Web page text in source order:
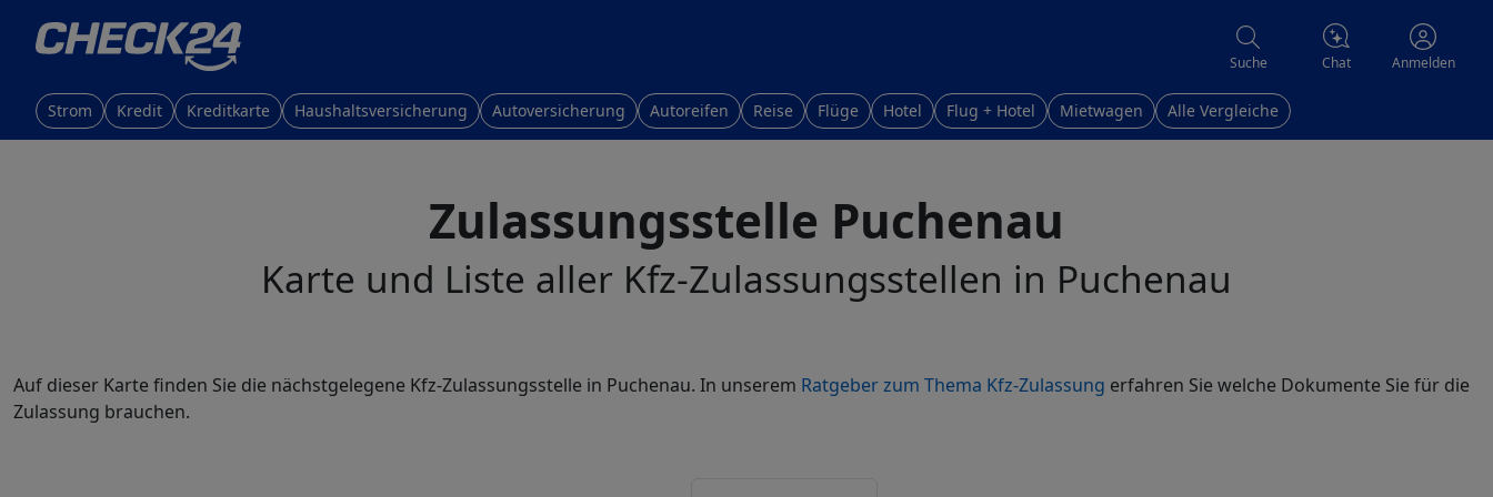
Suche Chat Anmelden
Strom Kredit Kreditkarte Haushaltsversicherung Autoversicherung Autoreifen Reise Flüge Hotel Flug + Hotel Mietwagen Alle Vergleiche
Zulassungsstelle Puchenau
Karte und Liste aller Kfz-Zulassungsstellen in Puchenau
Auf dieser Karte finden Sie die nächstgelegene Kfz-Zulassungsstelle in Puchenau. In unserem Ratgeber zum Thema Kfz-Zulassung erfahren Sie welche Dokumente Sie für die
Zulassung brauchen.